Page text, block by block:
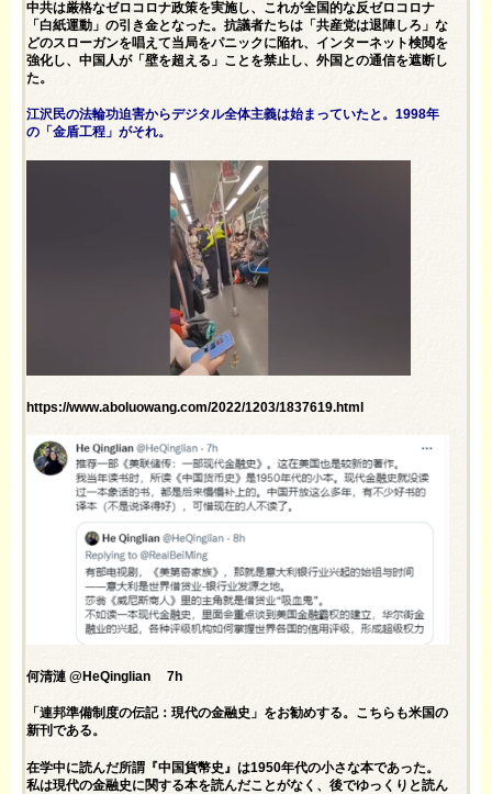
中共は厳格なゼロコロナ政策を実施し、これが全国的な反ゼロコロナ
「白紙運動」の引き金となった。抗議者たちは「共産党は退陣しろ」な
どのスローガンを唱えて当局をパニックに陥れ、インターネット検閲を
強化し、中国人が「壁を超える」ことを禁止し、外国との通信を遮断し
た。
江沢民の法輪功迫害からデジタル全体主義は始まっていたと。1998年
の「金盾工程」がそれ。
https://www.aboluowang.com/2022/1203/1837619.html
何清漣 @HeQinglian 7h
「連邦準備制度の伝記：現代の金融史」をお勧めする。こちらも米国の
新刊である。
在学中に読んだ所謂『中国貨幣史』は1950年代の小さな本であった。
私は現代の金融史に関する本を読んだことがなく、後でゆっくりと読ん